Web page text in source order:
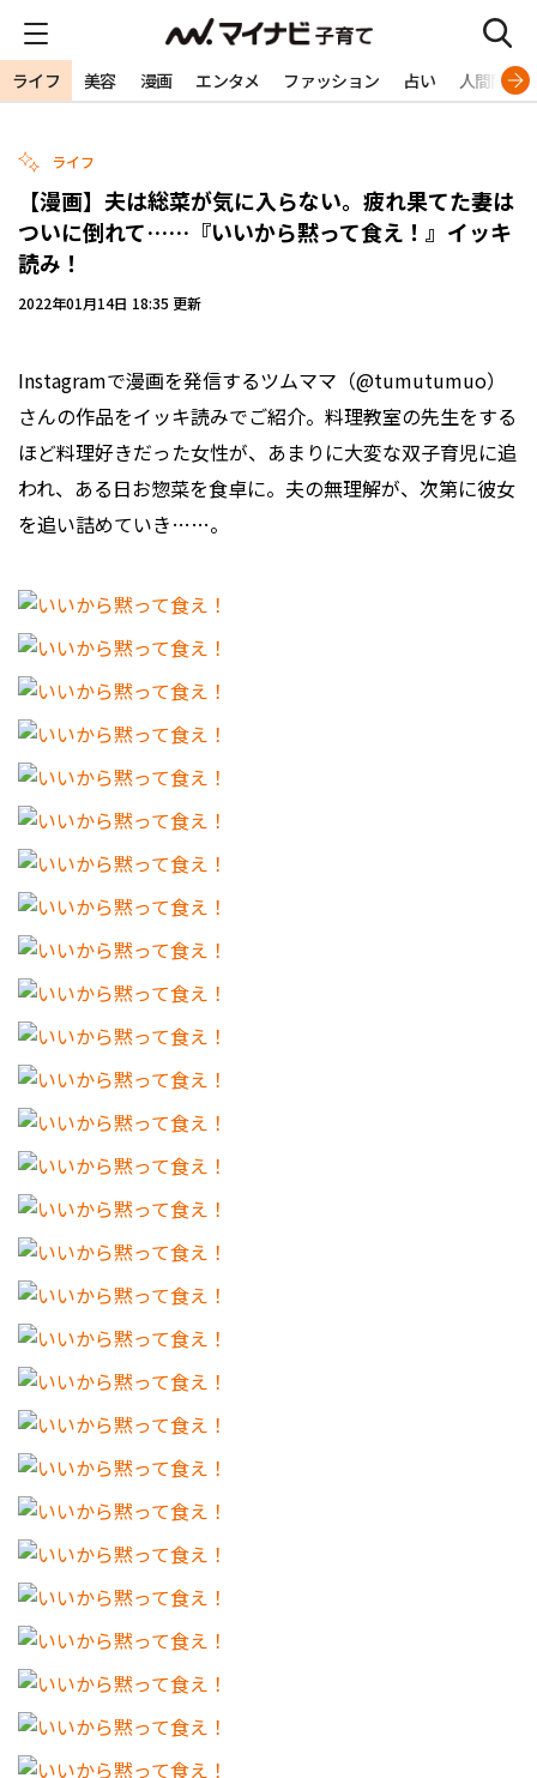
ライフ 美容 漫画 エンタメ ファッション 占い 人間関係
ライフ
【漫画】夫は総菜が気に入らない。疲れ果てた妻は
ついに倒れて……『いいから黙って食え！』イッキ
読み！
2022年01月14日 18:35 更新
Instagramで漫画を発信するツムママ（@tumutumuo）
さんの作品をイッキ読みでご紹介。料理教室の先生をする
ほど料理好きだった女性が、あまりに大変な双子育児に追
われ、ある日お惣菜を食卓に。夫の無理解が、次第に彼女
を追い詰めていき……。